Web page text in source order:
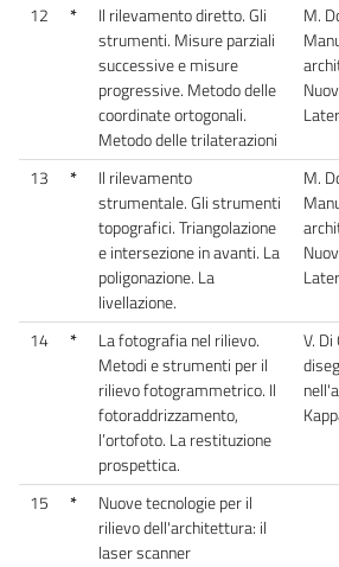
12
*
Il rilevamento diretto. Gli
strumenti. Misure parziali
successive e misure
progressive. Metodo delle
coordinate ortogonali.
Metodo delle trilaterazioni
M.
13 *
Il rilevamento
strumentale. Gli strumenti
topografici. Triangolazione
e intersezione in avanti. La
poligonazione. La
livellazione.
M.
14 *
La fotografia nel rilievo.
Metodi e strumenti per il
rilievo fotogrammetrico. Il
fotoraddrizzamento,
l’ortofoto. La restituzione
prospettica.
V.
15 *
Nuove tecnologie per il
rilievo dell'architettura: il
laser scanner